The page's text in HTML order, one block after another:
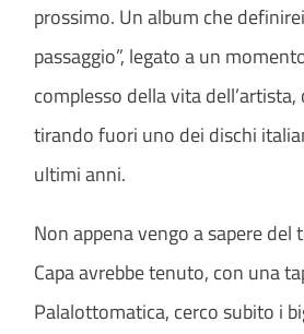
prossimo. Un album che
passaggio”, legato a un
complesso della vita
tirando fuori uno dei dischi
ultimi anni.
Non appena vengo a sapere del
Capa avrebbe tenuto, con una
Palalottomatica, cerco subito i